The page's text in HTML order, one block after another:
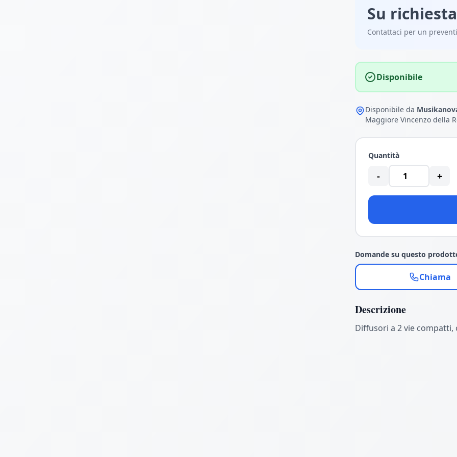
Su richiesta
Contattaci per un
Disponibile
Disponibile da
Maggiore Vincenzo della
Quantità
- +
Domande su questo
Chiama
Descrizione
Diffusori a 2 vie